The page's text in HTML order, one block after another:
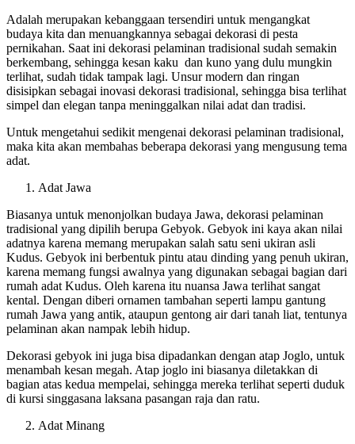
Adalah merupakan kebanggaan tersendiri untuk mengangkat
budaya kita dan menuangkannya sebagai dekorasi di pesta
pernikahan. Saat ini dekorasi pelaminan tradisional sudah semakin
berkembang, sehingga kesan kaku dan kuno yang dulu mungkin
terlihat, sudah tidak tampak lagi. Unsur modern dan ringan
disisipkan sebagai inovasi dekorasi tradisional, sehingga bisa terlihat
simpel dan elegan tanpa meninggalkan nilai adat dan tradisi.
Untuk mengetahui sedikit mengenai dekorasi pelaminan tradisional,
maka kita akan membahas beberapa dekorasi yang mengusung tema
adat.
Adat Jawa
Biasanya untuk menonjolkan budaya Jawa, dekorasi pelaminan
tradisional yang dipilih berupa Gebyok. Gebyok ini kaya akan nilai
adatnya karena memang merupakan salah satu seni ukiran asli
Kudus. Gebyok ini berbentuk pintu atau dinding yang penuh ukiran,
karena memang fungsi awalnya yang digunakan sebagai bagian dari
rumah adat Kudus. Oleh karena itu nuansa Jawa terlihat sangat
kental. Dengan diberi ornamen tambahan seperti lampu gantung
rumah Jawa yang antik, ataupun gentong air dari tanah liat, tentunya
pelaminan akan nampak lebih hidup.
Dekorasi gebyok ini juga bisa dipadankan dengan atap Joglo, untuk
menambah kesan megah. Atap joglo ini biasanya diletakkan di
bagian atas kedua mempelai, sehingga mereka terlihat seperti duduk
di kursi singgasana laksana pasangan raja dan ratu.
Adat Minang